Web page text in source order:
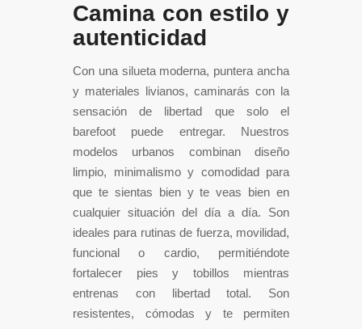
Camina con estilo y
autenticidad
Con una silueta moderna, puntera ancha
y materiales livianos, caminarás con la
sensación de libertad que solo el
barefoot puede entregar. Nuestros
modelos urbanos combinan diseño
limpio, minimalismo y comodidad para
que te sientas bien y te veas bien en
cualquier situación del día a día. Son
ideales para rutinas de fuerza, movilidad,
funcional o cardio, permitiéndote
fortalecer pies y tobillos mientras
entrenas con libertad total. Son
resistentes, cómodas y te permiten